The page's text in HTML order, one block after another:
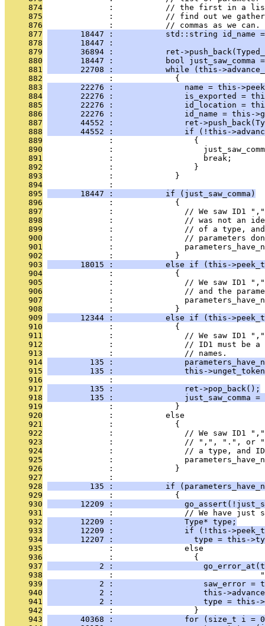
     874
:           // the first in a
     875
:           // find out we
     876
              :           // commas as we can.
     877
18447 :           std::string id_name
     878
18447 :
     879
36894 :           ret-
     880
18447 :           bool just_saw_comma
     881
22708 :           while (this-
     882
              :             {
     883
22276 :               name = this-
     884
22276 :               is_exported =
     885
22276 :               id_location =
     886
22276 :               id_name = this-
     887
44552 :               ret-
     888
44552 :               if (!this-
     889
              :                 {
     890
:
     891
              :                   break;
     892
              :                 }
     893
              :             }
     894
              :
     895
       18447 :           if (just_saw_comma)
     896
              :             {
     897
:               // We saw ID1
     898
:               // was not an
     899
:               // of a type,
     900
:               // parameters
     901
:
     902
              :             }
     903
18015 :           else if (this-
     904
              :             {
     905
:               // We saw ID1
     906
:               // and the
     907
:
     908
              :             }
     909
12344 :           else if (this-
     910
              :             {
     911
:               // We saw ID1
     912
:               // ID1 must be
     913
              :               // names.
     914
135 :
     915
135 :               this-
     916
:
     917
         135 :               ret->pop_back();
     918
135 :               just_saw_comma =
     919
              :             }
     920
              :           else
     921
              :             {
     922
:               // We saw ID1
     923
:               // ",", ".", or
     924
:               // a type, and
     925
:
     926
              :             }
     927
              :
     928
135 :           if
     929
              :             {
     930
12209 :
     931
:               // We have just
     932
       12209 :               Type* type;
     933
12209 :               if (!this-
     934
12207 :                 type = this-
     935
              :               else
     936
              :                 {
     937
2 :
     938
:
     939
2 :                   saw_error =
     940
2 :                   this-
     941
2 :                   type = this-
     942
              :                 }
     943
40368 :               for (size_t i =